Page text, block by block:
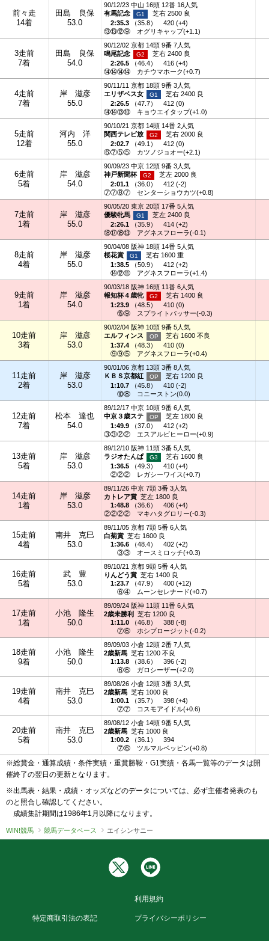
前々走
14着
田島 良保
53.0
90/12/23 中山 16頭 12番 16人気
有馬記念
芝右 2500 良
2:35.3 （35.8）
420 (+4)
⑬⑬⑫⑨
オグリキャップ(+1.1)
3走前
7着
田島 良保
54.0
90/12/02 京都 14頭 9番 7人気
鳴尾記念
芝右 2400 良
2:26.5 （46.4）
416 (+4)
⑭⑭⑭⑭
カチウマホーク(+0.7)
4走前
7着
岸 滋彦
55.0
90/11/11 京都 18頭 9番 3人気
エリザベス女
芝右 2400 良
2:26.5 （47.7）
412 (0)
⑭⑭⑬⑩
キョウエイタップ(+1.0)
5走前
12着
河内 洋
55.0
90/10/21 京都 14頭 14番 2人気
関西テレビ放
芝右 2000 良
2:02.7 （49.1 ）
412 (0)
⑥⑦⑤⑤
カツノジョオー(+2.1)
6走前
5着
岸 滋彦
54.0
90/09/23 中京 12頭 9番 3人気
神戸新聞杯
芝左 2000 良
2:01.1 （36.0）
412 (-2)
⑦⑦⑧⑦
センターショウカツ(+0.8)
7走前
1着
岸 滋彦
55.0
90/05/20 東京 20頭 17番 5人気
優駿牝馬
芝左 2400 良
2:26.1 （35.9）
414 (+2)
⑱⑰⑱⑬
アグネスフローラ(-0.1)
8走前
4着
岸 滋彦
55.0
90/04/08 阪神 18頭 14番 5人気
桜花賞
芝右 1600 重
1:38.5 （50.9）
412 (+2)
⑭⑫⑪
アグネスフローラ(+1.4)
9走前
1着
岸 滋彦
54.0
90/03/18 阪神 16頭 11番 6人気
報知杯４歳牝
芝右 1400 良
1:23.9 （48.5）
410 (0)
⑮⑨
スプライトパッサー(-0.3)
10走前
3着
岸 滋彦
53.0
90/02/04 阪神 10頭 9番 5人気
エルフィンス
芝右 1600 不良
1:37.4 （48.3）
410 (0)
⑨⑨⑤
アグネスフローラ(+0.4)
11走前
2着
岸 滋彦
53.0
90/01/06 京都 13頭 3番 8人気
ＫＢＳ京都紅
芝右 1200 良
1:10.7 （45.8）
410 (-2)
⑩⑧
コニーストン(0.0)
12走前
7着
松本 達也
54.0
89/12/17 中京 10頭 9番 6人気
中京３歳ステ
芝左 1800 良
1:49.9 （37.0）
412 (+2)
③③②②
エスアルビヒーロー(+0.9)
13走前
5着
岸 滋彦
53.0
89/12/10 阪神 11頭 3番 5人気
ラジオたんぱ
芝右 1600 良
1:36.5 （49.3）
410 (+4)
②②②
レガシーワイス(+0.7)
14走前
1着
岸 滋彦
53.0
89/11/26 中京 7頭 3番 3人気
カトレア賞 芝左 1800 良
1:48.8 （36.6）
406 (+4)
②②②②
マキハタグロリー(-0.3)
15走前
4着
南井 克巳
53.0
89/11/05 京都 7頭 5番 6人気
白菊賞 芝右 1600 良
1:36.6 （48.4）
402 (+2)
③③
オースミロッチ(+0.3)
16走前
5着
武 豊
53.0
89/10/21 京都 9頭 5番 4人気
りんどう賞 芝右 1400 良
1:23.7 （47.9）
400 (+12)
⑥④
ムーンセレナード(+0.7)
17走前
1着
小池 隆生
50.0
89/09/24 阪神 11頭 11番 6人気
2歳未勝利
芝右 1200 良
1:11.0 （46.8）
388 (-8)
⑦⑥
ホシプロージット(-0.2)
18走前
9着
小池 隆生
50.0
89/09/03 小倉 12頭 2番 7人気
2歳新馬 芝右 1200 不良
1:13.8 （38.6）
396 (-2)
⑥⑥
ガロシーザー(+2.0)
19走前
4着
南井 克巳
53.0
89/08/26 小倉 12頭 3番 3人気
2歳新馬 芝右 1000 良
1:00.1 （35.7）
398 (+4)
⑦⑦
コスモアイドル(+0.6)
20走前
5着
南井 克巳
53.0
89/08/12 小倉 14頭 9番 5人気
2歳新馬 芝右 1000 良
1:00.2 （36.1 ）
394
⑦⑥
ツルマルベッピン(+0.8)
※総賞金・通算成績・条件実績・重賞勝鞍・G1実績・各馬一覧等のデータは開
催終了の翌日の更新となります。
※出馬表・結果・成績・オッズなどのデータについては、必ず主催者発表のも
のと照合し確認してください。
成績集計期間は1986年1月以降になります。
WIN!競馬 競馬データベース エイシンサニー
利用規約
特定商取引法の表記 プライバシーポリシー